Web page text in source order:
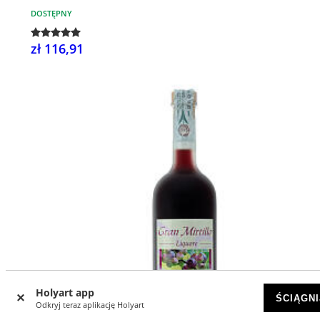
Holyart app
Odkryj teraz aplikację Holyart
DOSTĘPNY
zł 116,91